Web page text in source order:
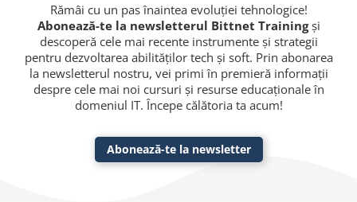
Rămâi cu un pas înaintea evoluției tehnologice!
Abonează-te la newsletterul Bittnet Trainingși
descoperă cele mai recente instrumente și strategii
pentru dezvoltarea abilităților tech și soft. Prin abonarea
la newsletterul nostru, vei primi în premieră informații
despre cele mai noi cursuri și resurse educaționale în
domeniul IT. Începe călătoria ta acum!
Abonează-te la newsletter